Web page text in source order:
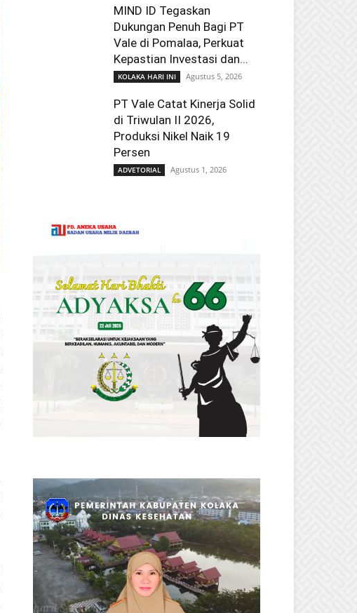
MIND ID Tegaskan
Dukungan Penuh Bagi PT
Vale di Pomalaa, Perkuat
Kepastian Investasi dan...
KOLAKA HARI INI Agustus 5, 2026
PT Vale Catat Kinerja Solid
di Triwulan II 2026,
Produksi Nikel Naik 19
Persen
ADVETORIAL Agustus 1, 2026